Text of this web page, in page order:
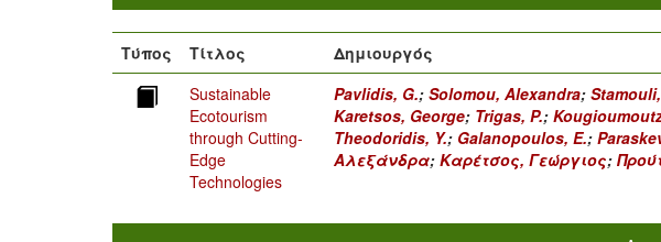
Τύπος Τίτλος Δημιουργός
Sustainable
Ecotourism
through Cutting-
Edge
Technologies
Pavlidis, G.; Solomou, Alexandra;
Karetsos, George; Trigas, P.;
Theodoridis, Y.; Galanopoulos, E.;
Αλεξάνδρα; Καρέτσος, Γεώργιος;